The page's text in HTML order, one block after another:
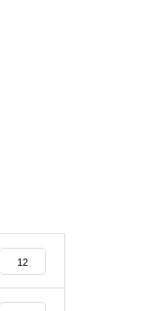
12